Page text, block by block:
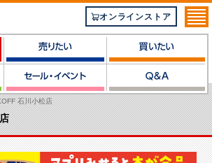
オンラインストア
石川小松店